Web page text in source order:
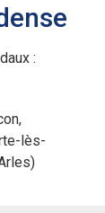
:
lès-